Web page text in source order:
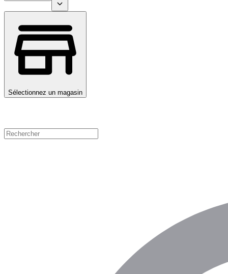
Sélectionnez un magasin